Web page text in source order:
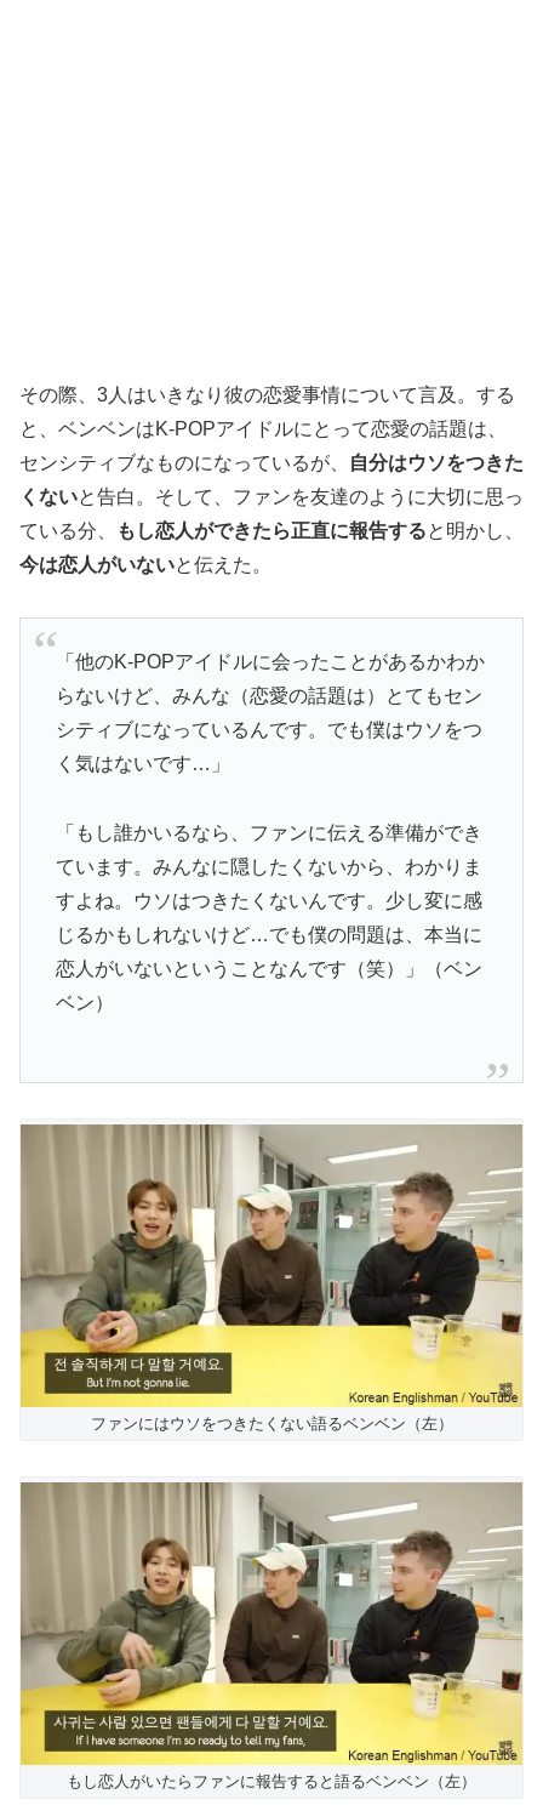
その際、3人はいきなり彼の恋愛事情について言及。する
と、ベンベンはK-POPアイドルにとって恋愛の話題は、
センシティブなものになっているが、
自分はウソをつきた
くないと告白。そして、ファンを友達のように大切に思っ
ている分、
もし恋人ができたら正直に報告すると明かし、
今は恋人がいないと伝えた。
「他のK-POPアイドルに会ったことがあるかわか
らないけど、みんな（恋愛の話題は）とてもセン
シティブになっているんです。でも僕はウソをつ
く気はないです…」
「もし誰かいるなら、ファンに伝える準備ができ
ています。みんなに隠したくないから、わかりま
すよね。ウソはつきたくないんです。少し変に感
じるかもしれないけど…でも僕の問題は、本当に
恋人がいないということなんです（笑）」（ベン
ベン）
ファンにはウソをつきたくない語るベンベン（左）
もし恋人がいたらファンに報告すると語るベンベン（左）